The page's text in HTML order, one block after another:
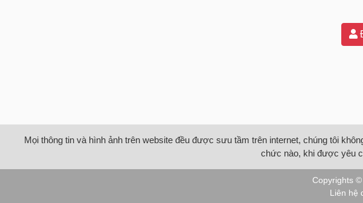
Mọi thông tin và hình ảnh trên website đều được sưu tầm trên internet, chúng tôi
chức nào, khi được yêu
Copyrights
Liên hệ